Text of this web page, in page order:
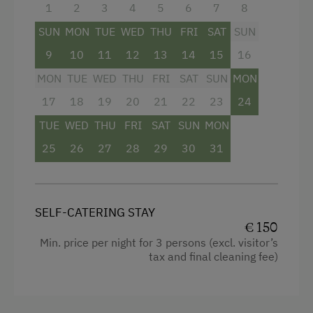
Washing Machine
Central Heating
Catering & Meals
Self-Catering Stay
Activities at/near the Property
Alpine Pastures & Mountain Cabins
Dusche ausgestattet, dazu gibt es ein
separates WC.
Im Obergeschoss erwarten dich zwei behagliche
Schlafzimmer:
Ein Doppelzimmer mit eigenem WC und Balkon
und
ein Vierbettzimmer, ideal für Familien oder
Freundesgruppen.
Weitere Highlights:
âœ” Eingezäuntes Grundstück
âœ” Handtücher & Bettwäsche sind
1
2
3
4
5
6
7
8
SUN
9
MON
10
TUE
11
WED
12
THU
13
FRI
14
SAT
15
SUN
16
MON
17
TUE
18
WED
19
THU
20
FRI
21
SAT
22
SUN
23
MON
24
TUE
25
WED
26
THU
27
FRI
28
SAT
29
SUN
30
MON
31
SELF-CATERING STAY
€ 150
Min. price per night for 3 persons (excl. visitor’s
tax and final cleaning fee)